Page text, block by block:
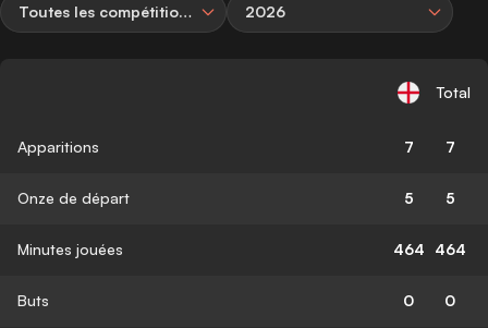
Toutes les compétitions 2026
Total
Apparitions 7 7
Onze de départ 5 5
Minutes jouées 464 464
Buts 0 0